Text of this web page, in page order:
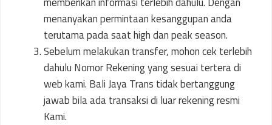
menanyakan permintaan kesanggupan anda
terutama pada saat high dan peak season.
Sebelum melakukan transfer, mohon cek terlebih
dahulu Nomor Rekening yang sesuai tertera di
web kami. Bali Jaya Trans tidak bertanggung
jawab bila ada transaksi di luar rekening resmi
Kami.